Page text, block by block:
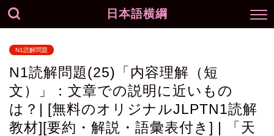
日本語横綱
N1読解問題
N1読解問題(25)「内容理解（短
文）」：文章での説明に近いもの
は？| [無料のオリジナルJLPTN1読解
教材][要約・解説・語彙表付き] | 「天